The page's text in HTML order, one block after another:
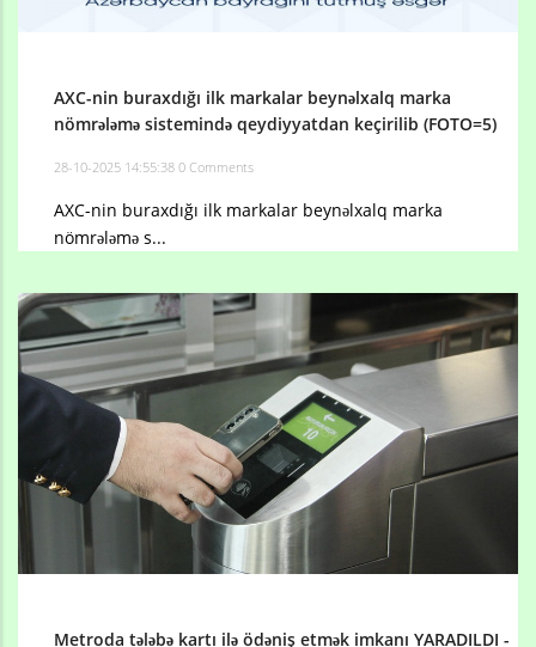
AXC-nin buraxdığı ilk markalar beynəlxalq marka
nömrələmə sistemində qeydiyyatdan keçirilib (FOTO=5)
28-10-2025 14:55:38 0 Comments
AXC-nin buraxdığı ilk markalar beynəlxalq marka
nömrələmə s...
Metroda tələbə kartı ilə ödəniş etmək imkanı YARADILDI -